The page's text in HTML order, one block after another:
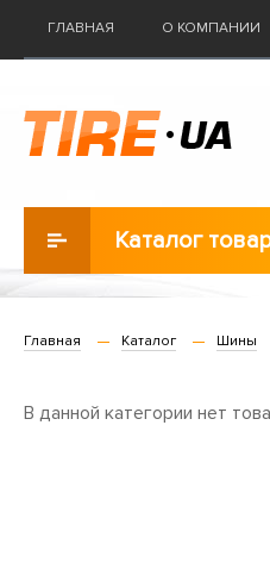
ГЛАВНАЯ О КОМПАНИИ
Каталог
Главная Каталог Шины
В данной категории нет